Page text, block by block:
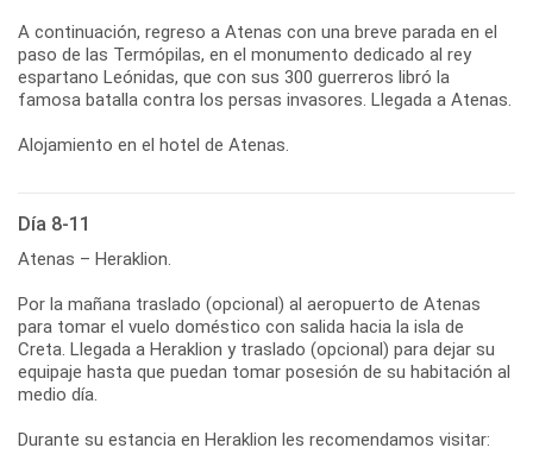
A continuación, regreso a Atenas con una breve parada en el
paso de las Termópilas, en el monumento dedicado al rey
espartano Leónidas, que con sus 300 guerreros libró la
famosa batalla contra los persas invasores. Llegada a Atenas.
Alojamiento en el hotel de Atenas.
Día 8-11
Atenas – Heraklion.
Por la mañana traslado (opcional) al aeropuerto de Atenas
para tomar el vuelo doméstico con salida hacia la isla de
Creta. Llegada a Heraklion y traslado (opcional) para dejar su
equipaje hasta que puedan tomar posesión de su habitación al
medio día.
Durante su estancia en Heraklion les recomendamos visitar: